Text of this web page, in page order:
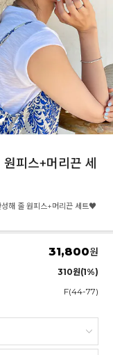
피스+머리끈 세
해 줄 원피스+머리끈 세트♥
31,800원
310원(1%)
F(44-77)